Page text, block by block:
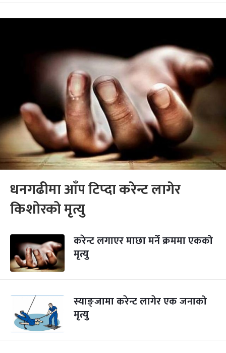
धनगढीमा आँप टिप्दा करेन्ट लागेर
किशोरको मृत्यु
करेन्ट लगाएर माछा मर्ने क्रममा एकको
मृत्यु
स्याङ्जामा करेन्ट लागेर एक जनाको
मृत्यु